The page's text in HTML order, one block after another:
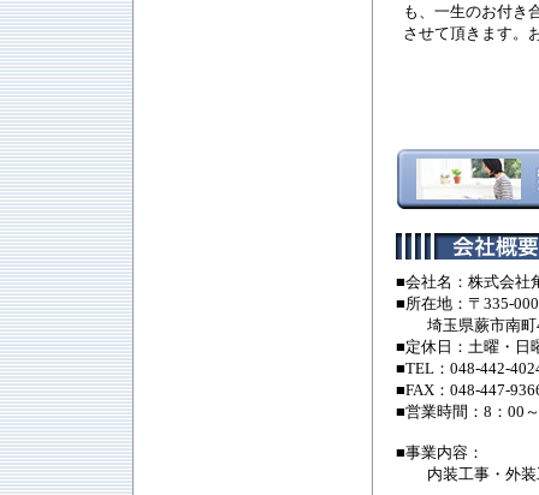
も、一生のお付き
させて頂きます。
■会社名：株式会社
■所在地：〒335-
埼玉県蕨市南町
■定休日：土曜・日
■TEL：048-442-
■FAX：048-447-
■営業時間：8：00
■事業内容：
内装工事・外装